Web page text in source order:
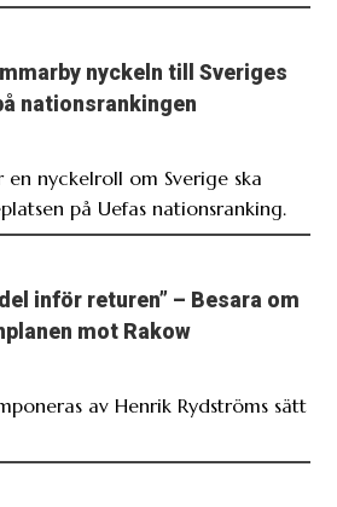
nyckeln till Sveriges
nationsrankingen
en nyckelroll om Sverige ska
på Uefas nationsranking.
inför returen” – Besara om
mot Rakow
av Henrik Rydströms sätt